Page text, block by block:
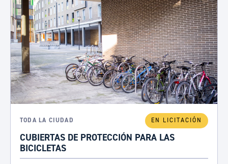
TODA LA CIUDAD EN LICITACIÓN
CUBIERTAS DE PROTECCIÓN PARA LAS
BICICLETAS